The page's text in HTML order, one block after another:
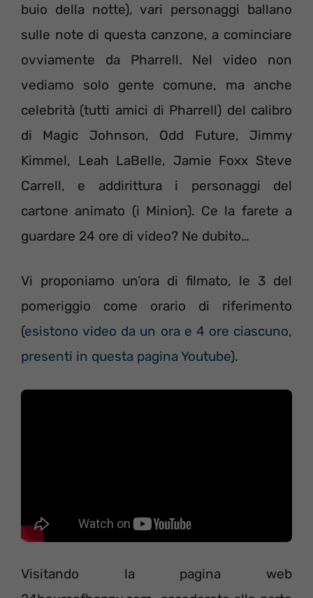
buio della notte), vari personaggi ballano
sulle note di questa canzone, a cominciare
ovviamente da Pharrell. Nel video non
vediamo solo gente comune, ma anche
celebrità (tutti amici di Pharrell) del calibro
di Magic Johnson, Odd Future, Jimmy
Kimmel, Leah LaBelle, Jamie Foxx Steve
Carrell, e addirittura i personaggi del
cartone animato (i Minion). Ce la farete a
guardare 24 ore di video? Ne dubito…
Vi proponiamo un’ora di filmato, le 3 del
pomeriggio come orario di riferimento
(esistono video da un ora e 4 ore ciascuno,
presenti in questa pagina Youtube).
Visitando la pagina web